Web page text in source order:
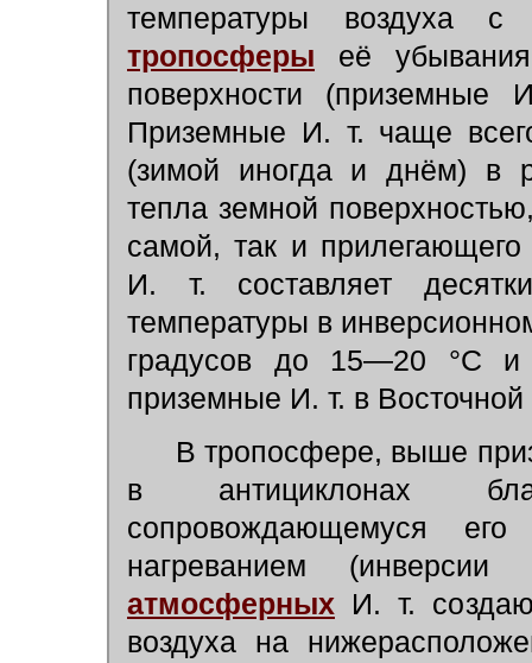
температуры воздуха
тропосферы её
поверхности
Приземные И. т. чаще
(зимой иногда и днём) в
тепла земной
самой, так и
И. т. составляет
температуры в
градусов до 15—20 °С
приземные И. т. в
В тропосфере, выше
в антициклонах
сопровождающемуся
нагреванием
атмосферных И. т.
воздуха на